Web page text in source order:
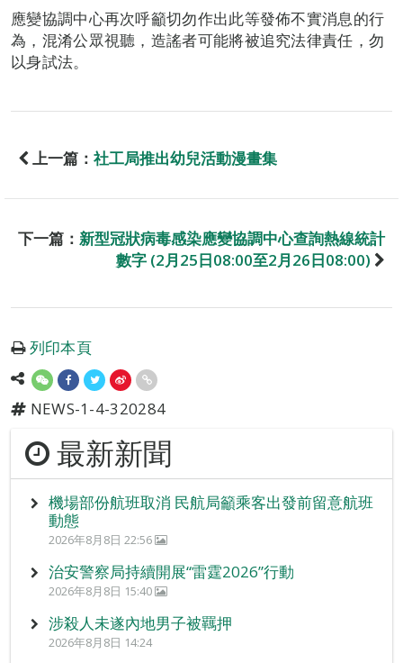
應變協調中心再次呼籲切勿作出此等發佈不實消息的行
為，混淆公眾視聽，造謠者可能將被追究法律責任，勿
以身試法。
上一篇： 社工局推出幼兒活動漫畫集
下一篇： 新型冠狀病毒感染應變協調中心查詢熱線統計
數字 (2月25日08:00至2月26日08:00)
列印本頁
NEWS-1-4-320284
最新新聞
機場部份航班取消 民航局籲乘客出發前留意航班
動態
2026年8月8日 22:56
治安警察局持續開展“雷霆2026”行動
2026年8月8日 15:40
涉殺人未遂內地男子被羈押
2026年8月8日 14:24